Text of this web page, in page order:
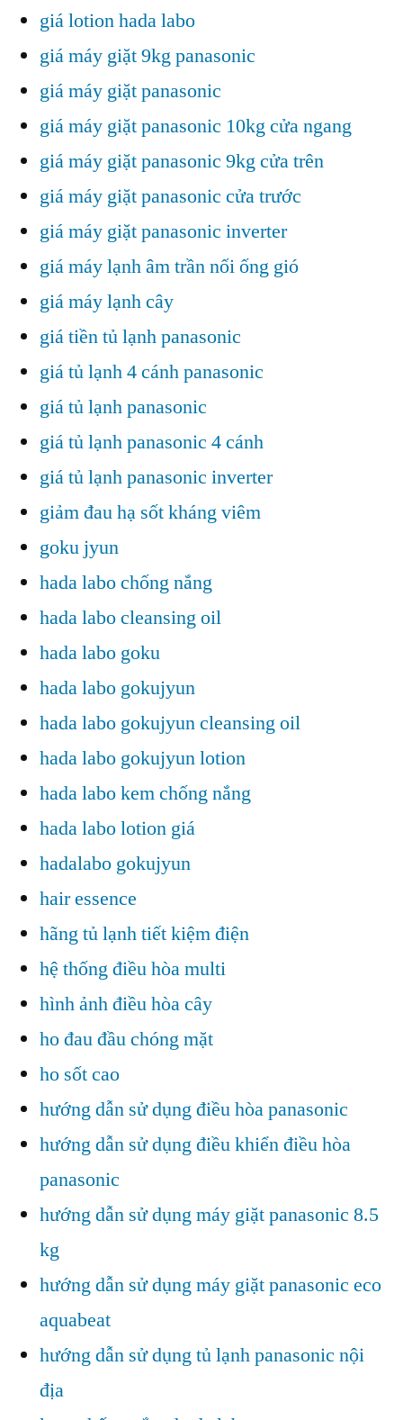
giá lotion hada labo
giá máy giặt 9kg panasonic
giá máy giặt panasonic
giá máy giặt panasonic 10kg cửa ngang
giá máy giặt panasonic 9kg cửa trên
giá máy giặt panasonic cửa trước
giá máy giặt panasonic inverter
giá máy lạnh âm trần nối ống gió
giá máy lạnh cây
giá tiền tủ lạnh panasonic
giá tủ lạnh 4 cánh panasonic
giá tủ lạnh panasonic
giá tủ lạnh panasonic 4 cánh
giá tủ lạnh panasonic inverter
giảm đau hạ sốt kháng viêm
goku jyun
hada labo chống nắng
hada labo cleansing oil
hada labo goku
hada labo gokujyun
hada labo gokujyun cleansing oil
hada labo gokujyun lotion
hada labo kem chống nắng
hada labo lotion giá
hadalabo gokujyun
hair essence
hãng tủ lạnh tiết kiệm điện
hệ thống điều hòa multi
hình ảnh điều hòa cây
ho đau đầu chóng mặt
ho sốt cao
hướng dẫn sử dụng điều hòa panasonic
hướng dẫn sử dụng điều khiển điều hòa
panasonic
hướng dẫn sử dụng máy giặt panasonic 8.5
kg
hướng dẫn sử dụng máy giặt panasonic eco
aquabeat
hướng dẫn sử dụng tủ lạnh panasonic nội
địa